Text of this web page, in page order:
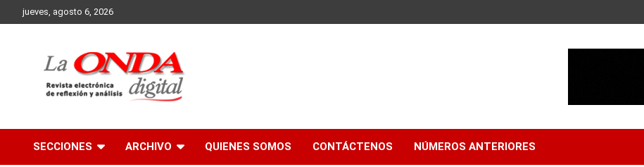
to
jueves, agosto 6, 2026
SECCIONES ARCHIVO QUIENES SOMOS CONTÁCTENOS NÚMEROS ANTERIORES